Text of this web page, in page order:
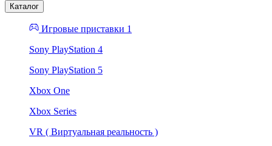
Каталог
Игровые приставки 1
Sony PlayStation 4
Sony PlayStation 5
Xbox One
Xbox Series
VR ( Виртуальная реальность )